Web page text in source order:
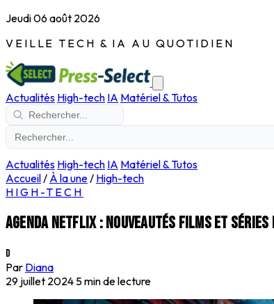
Jeudi 06 août 2026
VEILLE TECH & IA AU QUOTIDIEN
Actualités High-tech IA Matériel & Tutos
Actualités High-tech IA Matériel & Tutos
Accueil/ À la une/ High-tech
HIGH-TECH
Agenda Netflix : nouveautés films et
D
Par Diana
29 juillet 2024 5 min de lecture